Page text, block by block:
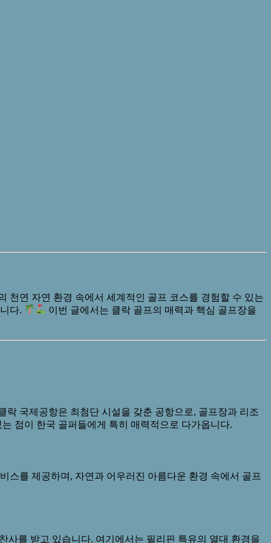
천연 자연 환경 속에서 세계적인 골프 코스를 경험할 수 있는
다.
이번 글에서는 클락 골프의 매력과 핵심 골프장을
락 국제공항은 최첨단 시설을 갖춘 공항으로, 골프장과 리조
점이 한국 골퍼들에게 특히 매력적으로 다가옵니다.
스를 제공하며, 자연과 어우러진 아름다운 환경 속에서 골프
사를 받고 있습니다. 여기에서는 필리핀 특유의 열대 환경을